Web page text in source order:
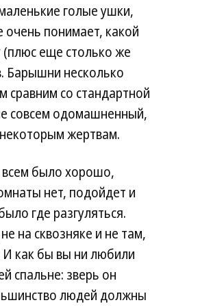
голые ушки,
очень понимает, какой
еще столько же
Барышни несколько
сравним со стандартной
совсем одомашненный,
жертвам.
было хорошо,
нет, подойдет и
где разгуляться.
на сквозняке и не там,
как бы вы ни любили
спальне: зверь он
людей должны